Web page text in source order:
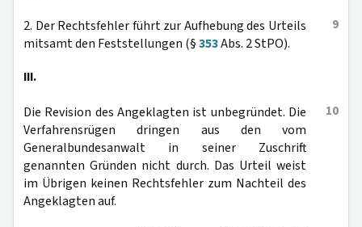
9
2. Der Rechtsfehler führt zur Aufhebung des Urteils
mitsamt den Feststellungen (§353Abs. 2 StPO).
III.
10
Die Revision des Angeklagten ist unbegründet. Die
Verfahrensrügen dringen aus den vom
Generalbundesanwalt in seiner Zuschrift
genannten Gründen nicht durch. Das Urteil weist
im Übrigen keinen Rechtsfehler zum Nachteil des
Angeklagten auf.